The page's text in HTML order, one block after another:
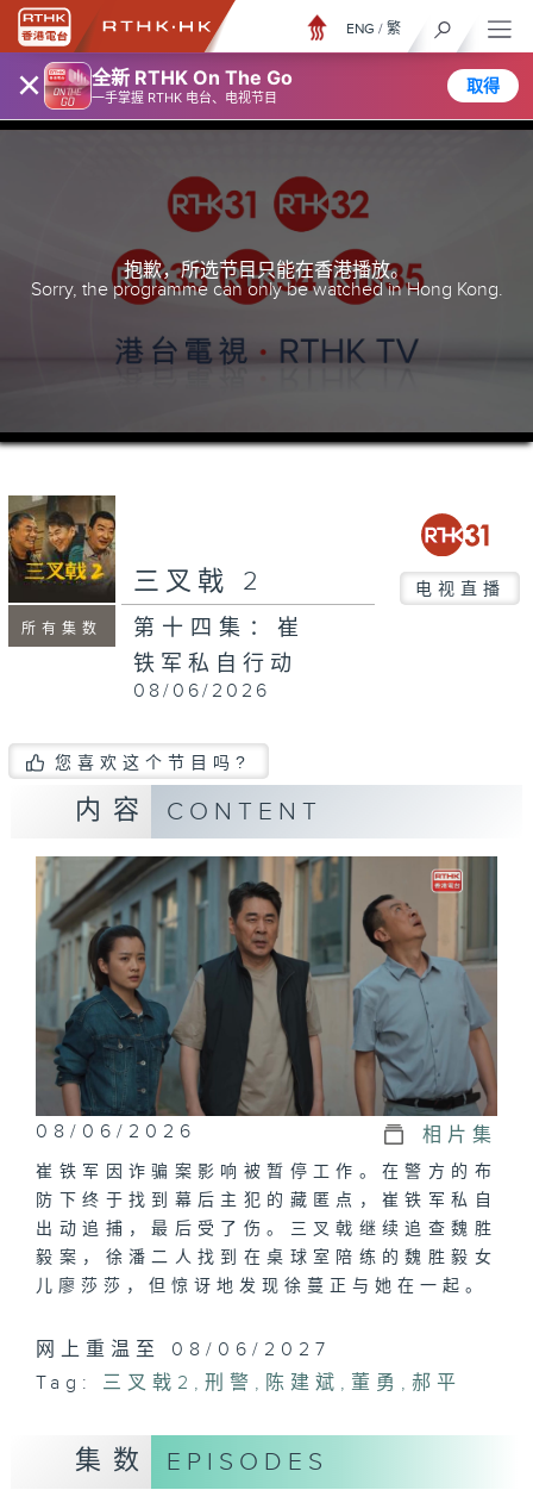
× 全新 RTHK On The Go
一手掌握 RTHK 电台、电视节目
取得
ENG / 繁
抱歉，所选节目只能在香港播放。
Sorry, the programme can only be watched in Hong Kong.
所有集数
三叉戟 2 电视直播
第十四集：崔
铁军私自行动
08/06/2026
您喜欢这个节目吗?
内容 CONTENT
08/06/2026 相片集
崔铁军因诈骗案影响被暂停工作。在警方的布
防下终于找到幕后主犯的藏匿点，崔铁军私自
出动追捕，最后受了伤。三叉戟继续追查魏胜
毅案，徐潘二人找到在桌球室陪练的魏胜毅女
儿廖莎莎，但惊讶地发现徐蔓正与她在一起。
网上重温至 08/06/2027
Tag:
三叉戟2 ,刑警 , 陈建斌 , 董勇 ,郝平
集数 EPISODES